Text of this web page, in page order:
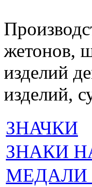
жетонов,
изделий
изделий,
ЗНАЧКИ
ЗНАКИ
МЕДАЛИ